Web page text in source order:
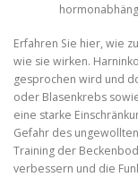
Erfahren Sie hier, wie
wie sie wirken.
gesprochen wird und
oder Blasenkrebs
eine starke
Gefahr des
Training der
verbessern und die